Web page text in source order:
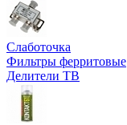
Слаботочка
Фильтры ферритовые
Делители ТВ